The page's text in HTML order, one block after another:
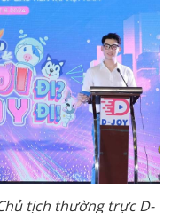
tịch thường trực D-